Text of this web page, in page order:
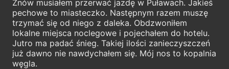
Znów musiałem przerwać jazdę w Puławach. Jakieś
pechowe to miasteczko. Następnym razem muszę
trzymać się od niego z daleka. Obdzwoniłem
lokalne miejsca noclegowe i pojechałem do hotelu.
Jutro ma padać śnieg. Takiej ilości zanieczyszczeń
już dawno nie nawdychałem się. Mój nos to kopalnia
węgla.